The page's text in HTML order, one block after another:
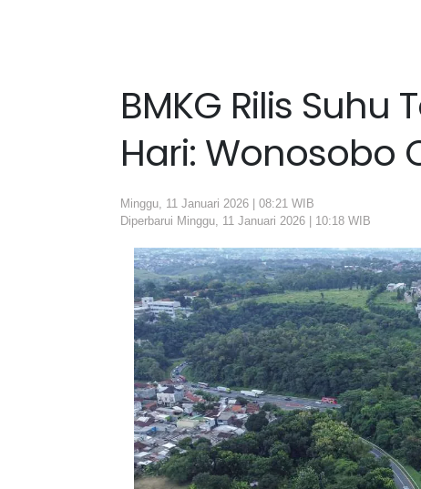
BMKG Rilis Suhu
Hari: Wonosobo
Minggu, 11 Januari 2026 | 08:21 WIB
Diperbarui Minggu, 11 Januari 2026 | 10:18 WIB